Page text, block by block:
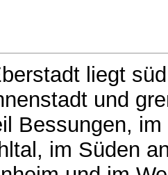
liegt
und
Bessungen,
im Süden